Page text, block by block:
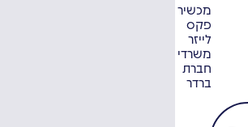
מכשיר
פקס
לייזר
משרדי
חברת
ברדר